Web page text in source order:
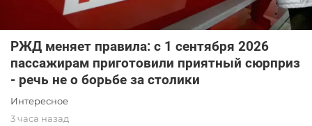
РЖД меняет правила: с 1 сентября 2026
пассажирам приготовили приятный сюрприз
- речь не о борьбе за столики
Интересное
3 часа назад